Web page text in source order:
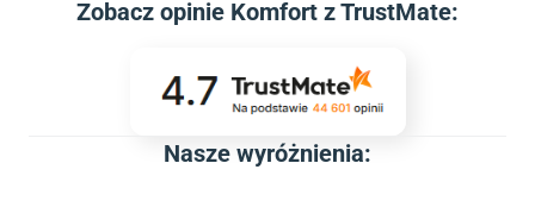
Zobacz opinie Komfort z TrustMate:
Nasze wyróżnienia: